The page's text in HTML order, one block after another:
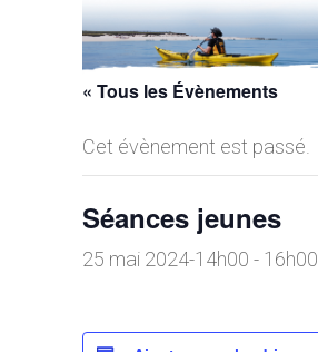
« Tous les Évènements
Cet évènement est passé.
Séances jeunes
25 mai 2024-14h00 - 16h00